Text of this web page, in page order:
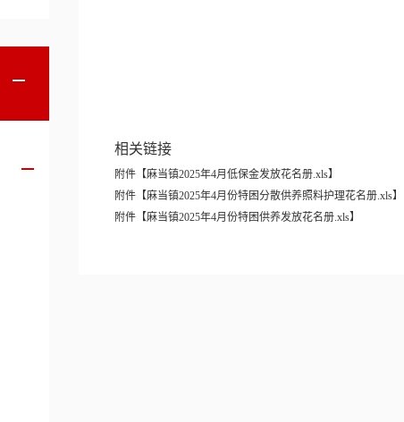
麻当镇
2025年
相关链接
附件【麻当镇2025年4月低保金发放花名册.xls】
附件【麻当镇2025年4月份特困分散供养照料护理花名册.xls】
附件【麻当镇2025年4月份特困供养发放花名册.xls】